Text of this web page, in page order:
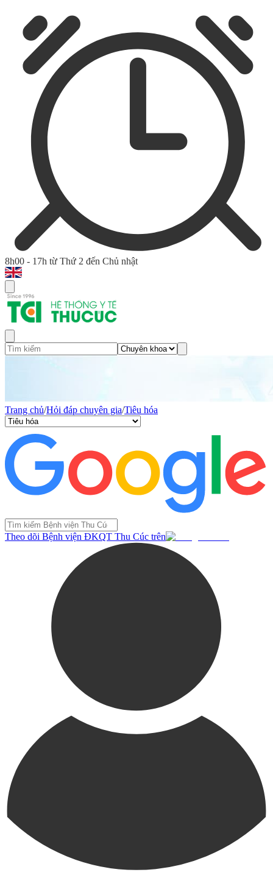
8h00 - 17h từ Thứ 2 đến Chủ nhật
Trang chủ/Hỏi đáp chuyên gia/Tiêu hóa
Theo dõi Bệnh viện ĐKQT Thu Cúc trên